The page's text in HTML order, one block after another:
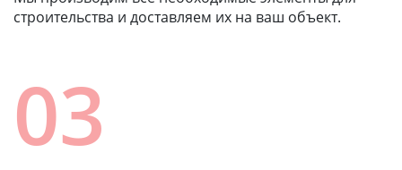
строительства и доставляем их на ваш объект.
03